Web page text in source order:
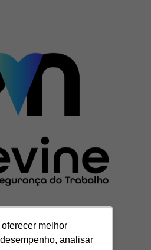
melhor
analisar